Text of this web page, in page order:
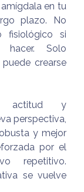
en tu
plazo. No
fisiológico si
Solo
crearse
actitud y
perspectiva,
y mejor
por el
repetitivo.
se vuelve